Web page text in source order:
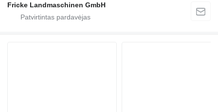
Fricke Landmaschinen GmbH